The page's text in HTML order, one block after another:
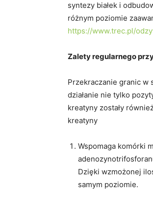
syntezy białek i
różnym poziomie
https://www.trec.pl/
Zalety regularnego
Przekraczanie granic w
działanie nie tylko
kreatyny zostały
kreatyny
Wspomaga komórki
Dzięki wzmożonej
samym poziomie.